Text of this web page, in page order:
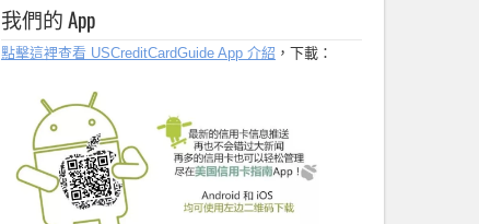
我們的 App
點擊這裡查看 USCreditCardGuide App 介紹 ，下載：